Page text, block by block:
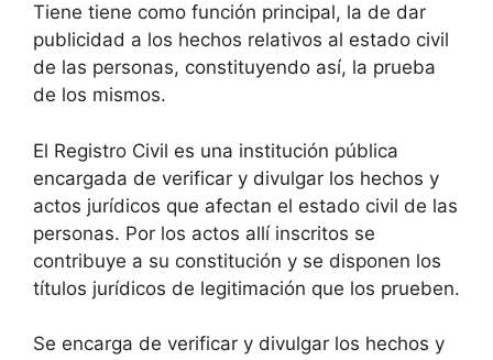
Tiene tiene como función principal, la de dar
publicidad a los hechos relativos al estado civil
de las personas, constituyendo así, la prueba
de los mismos.
El Registro Civil es una institución pública
encargada de verificar y divulgar los hechos y
actos jurídicos que afectan el estado civil de las
personas. Por los actos allí inscritos se
contribuye a su constitución y se disponen los
títulos jurídicos de legitimación que los prueben.
Se encarga de verificar y divulgar los hechos y